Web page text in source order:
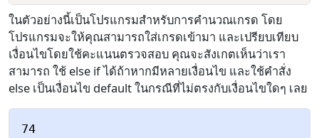
ในตัวอย่างนี้เป็นโปรแกรมสำหรับการคำนวณเกรด โดย
โปรแกรมจะให้คุณสามารถใส่เกรดเข้ามา และเปรียบเทียบ
เงื่อนไขโดยใช้คะแนนตรวจสอบ คุณจะสังเกตเห็นว่าเรา
สามารถ ใช้ else if ได้ถ้าหากมีหลายเงื่อนไข และใช้คำสั่ง
else เป็นเงื่อนไข default ในกรณีที่ไม่ตรงกับเงื่อนไขใดๆ เลย
74